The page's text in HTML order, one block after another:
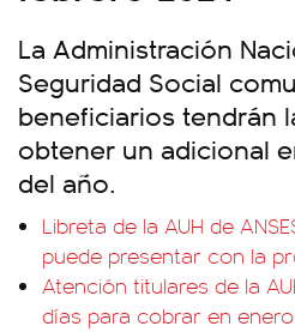
La Administración
Seguridad Social
beneficiarios tendrán
obtener un adicional
del año.
Libreta de la AUH de
puede presentar con la
Atención titulares de la
días para cobrar en